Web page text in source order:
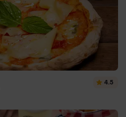
4.5